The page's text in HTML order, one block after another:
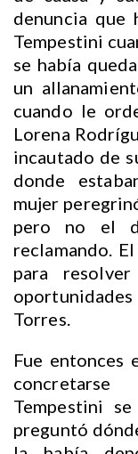
denuncia que
Tempestini
se había
un
cuando le
Lorena
incautado de
donde
mujer
pero no el
reclamando.
para
Torres.
Fue entonces
Tempestini
preguntó